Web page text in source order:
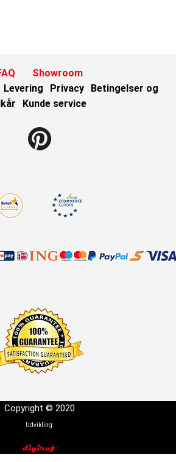
Showroom
Levering Privacy
Betingelser og
Kunde service
Copyright © 2020
Udvikling: